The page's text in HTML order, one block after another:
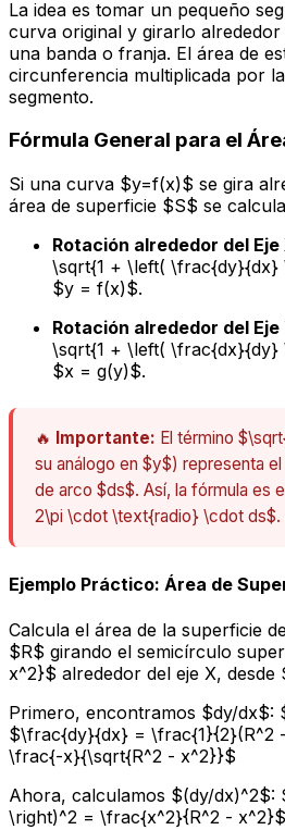
La idea es tomar un pequeño
curva original y girarlo
una banda o franja. El área de
circunferencia multiplicada por
segmento.
Fórmula General para el
Si una curva $y=f(x)$ se gira
área de superficie $S$ se
Rotación alrededor del Eje
\sqrt{1 + \left( \frac{dy}{dx}
$y = f(x)$.
Rotación alrededor del Eje
\sqrt{1 + \left( \frac{dx}{dy}
$x = g(y)$.
🔥 Importante: El término
su análogo en $y$) representa
de arco $ds$. Así, la fórmula es
2\pi \cdot \text{radio} \cdot ds$.
Ejemplo Práctico: Área de
Calcula el área de la superficie
$R$ girando el semicírculo
x^2}$ alrededor del eje X,
Primero, encontramos $dy/dx$:
$\frac{dy}{dx} = \frac{1}{2}(R^2
\frac{-x}{\sqrt{R^2 - x^2}}$
Ahora, calculamos $(dy/
\right)^2 = \frac{x^2}{R^2 - x^2}$